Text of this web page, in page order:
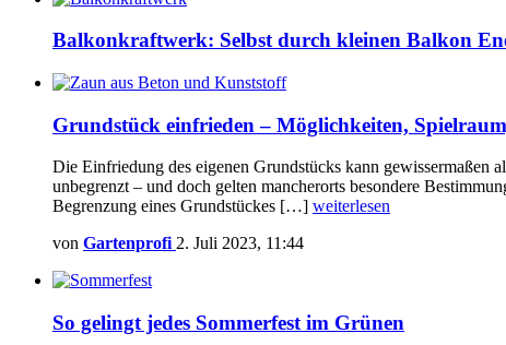
Balkonkraftwerk: Selbst durch kleinen Balkon
Grundstück einfrieden – Möglichkeiten,
Die Einfriedung des eigenen Grundstücks kann gewissermaßen
unbegrenzt – und doch gelten mancherorts besondere
Begrenzung eines Grundstückes […] weiterlesen
von Gartenprofi 2. Juli 2023, 11:44
So gelingt jedes Sommerfest im Grünen